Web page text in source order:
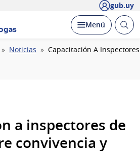
gub.uy
Desplegar
Menú Abrir
Noticias Capacitación A
a inspectores de
convivencia y